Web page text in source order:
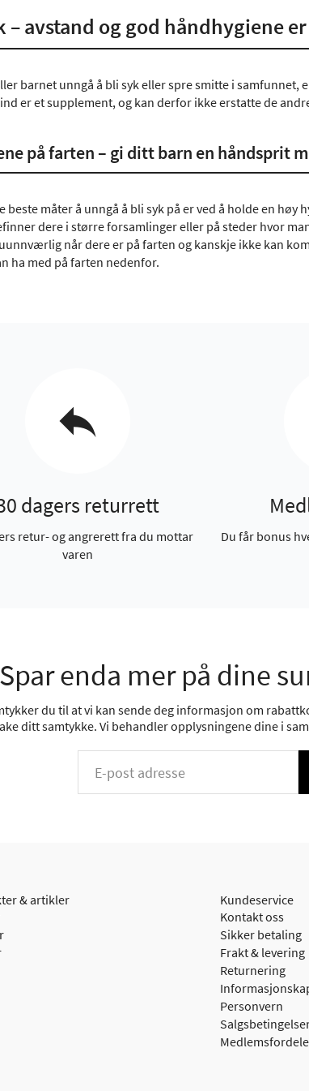
– avstand og god håndhygiene
barnet unngå å bli syk eller spre smitte i samfunnet,
er et supplement, og kan derfor ikke erstatte de
på farten – gi ditt barn en håndsprit
beste måter å unngå å bli syk på er ved å holde en
dere i større forsamlinger eller på steder hvor
når dere er på farten og kanskje ikke kan
ha med på farten nedenfor.
dagers returrett
retur- og angrerett fra du mottar
varen
Du får bonus
Spar enda mer på dine
du til at vi kan sende deg informasjon om
ditt samtykke. Vi behandler opplysningene dine i
& artikler
Kundeservice
Kontakt oss
Sikker betaling
Frakt & levering
Returnering
Personvern